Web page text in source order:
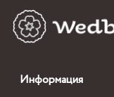
Информация